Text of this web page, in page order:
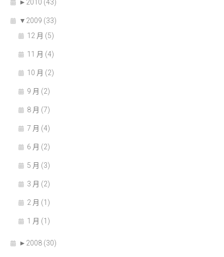
► 2010 (43)
▼ 2009 (33)
12 月 (5)
11 月 (4)
10 月 (2)
9 月 (2)
8 月 (7)
7 月 (4)
6 月 (2)
5 月 (3)
3 月 (2)
2 月 (1)
1 月 (1)
► 2008 (30)